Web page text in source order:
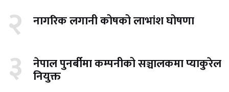
२ नागरिक लगानी कोषको लाभांश घोषणा
३ नेपाल पुनर्बीमा कम्पनीको सञ्चालकमा प्याकुरेल
नियुक्त